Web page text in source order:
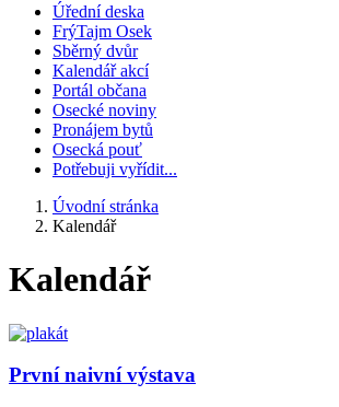
Úřední deska
FrýTajm Osek
Sběrný dvůr
Kalendář akcí
Portál občana
Osecké noviny
Pronájem bytů
Osecká pouť
Potřebuji vyřídit...
Úvodní stránka
Kalendář
Kalendář
První naivní výstava